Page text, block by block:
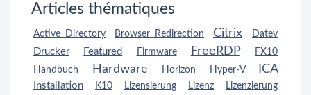
Articles thématiques
Active Directory Browser Redirection Citrix Datev
Drucker Featured Firmware FreeRDP
FX10
Handbuch
Hardware Horizon Hyper-V ICA
Installation K10 Lizensierung Lizenz
Lizenzierung